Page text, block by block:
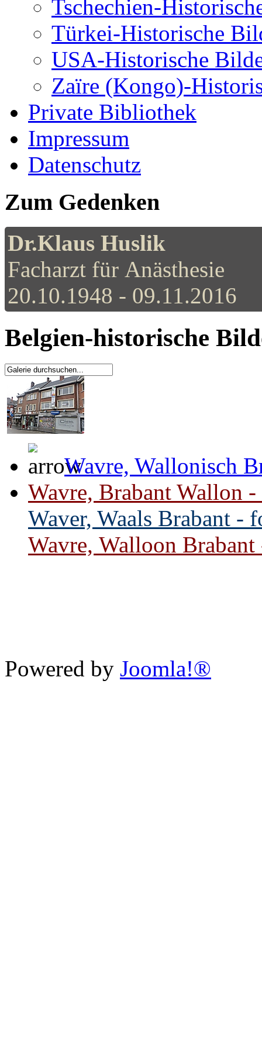
Tschechien-
Türkei-Historische
USA-Historische
Zaïre (Kongo)-
Private Bibliothek
Impressum
Datenschutz
Zum Gedenken
Dr.Klaus Huslik
Facharzt für Anästhesie
20.10.1948 - 09.11.2016
Belgien-historische
Wavre, Wallonisch
Wavre, Brabant Wallon
Waver, Waals Brabant -
Wavre, Walloon
Powered by Joomla!®